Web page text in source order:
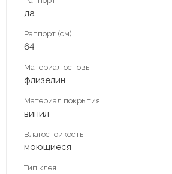
да
Раппорт (см)
64
Материал основы
флизелин
Материал покрытия
винил
Влагостойкость
моющиеся
Тип клея